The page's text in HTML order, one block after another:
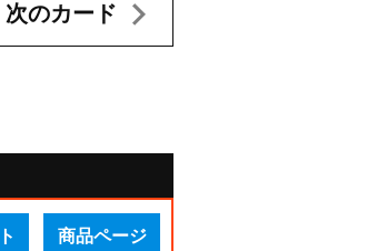
次のカード
商品ページ